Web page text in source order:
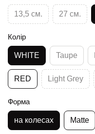
13,5 см. 27 см.
Колір
WHITE Taupe
RED Light Grey
Форма
на колесах Matte